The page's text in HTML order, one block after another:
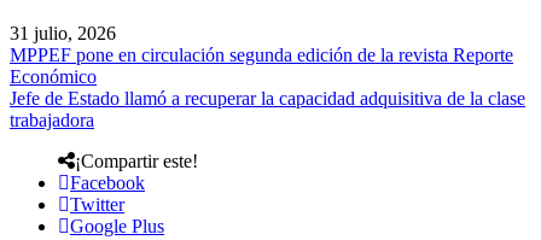
31 julio, 2026
MPPEF pone en circulación segunda edición de la revista Reporte
Económico
Jefe de Estado llamó a recuperar la capacidad adquisitiva de la clase
trabajadora
¡Compartir este!
Facebook
Twitter
Google Plus